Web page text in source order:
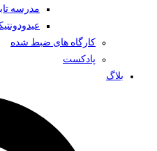
مدرسه
کارگاه های ضبط شده
پادکست
بلاگ